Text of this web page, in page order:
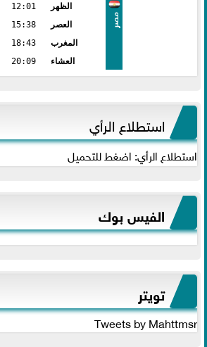
مصر
الظهر
12:01
العصر
15:38
المغرب
18:43
العشاء
20:09
استطلاع الرأي
استطلاع الرأي: اضغط للتحميل
الفيس بوك
تويتر
Tweets by Mahttmsr